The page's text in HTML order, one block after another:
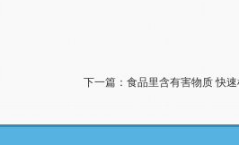
下一篇：食品里含有害物质 快